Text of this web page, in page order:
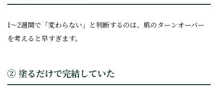
1〜2週間で「変わらない」と判断するのは、肌のターンオーバー
を考えると早すぎます。
② 塗るだけで完結していた